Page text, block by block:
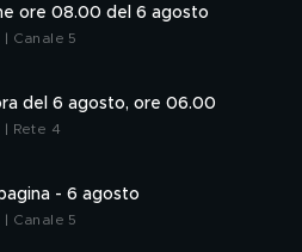
ore 08.00 del 6 agosto
Canale 5
del 6 agosto, ore 06.00
Rete 4
- 6 agosto
Canale 5